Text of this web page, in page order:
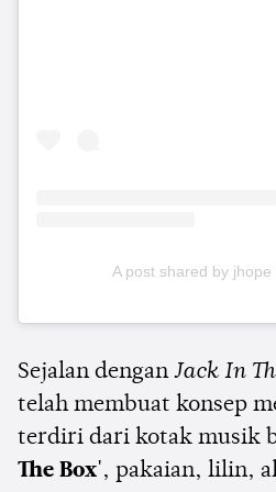
A post shared by
Sejalan dengan Jack In
telah membuat konsep
terdiri dari kotak musik
The Box', pakaian, lilin,